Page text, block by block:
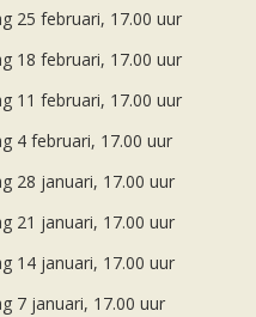
25 februari, 17.00 uur
18 februari, 17.00 uur
11 februari, 17.00 uur
4 februari, 17.00 uur
28 januari, 17.00 uur
21 januari, 17.00 uur
14 januari, 17.00 uur
7 januari, 17.00 uur